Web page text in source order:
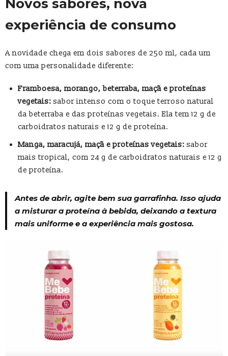
Novos sabores, nova
experiência de consumo
A novidade chega em dois sabores de 250 ml, cada um
com uma personalidade diferente:
Framboesa, morango, beterraba, maçã e proteínas
vegetais: sabor intenso com o toque terroso natural
da beterraba e das proteínas vegetais. Ela tem 12 g de
carboidratos naturais e 12 g de proteína.
Manga, maracujá, maçã e proteínas vegetais: sabor
mais tropical, com 24 g de carboidratos naturais e 12 g
de proteína.
Antes de abrir, agite bem sua garrafinha. Isso ajuda
a misturar a proteína à bebida, deixando a textura
mais uniforme e a experiência mais gostosa.